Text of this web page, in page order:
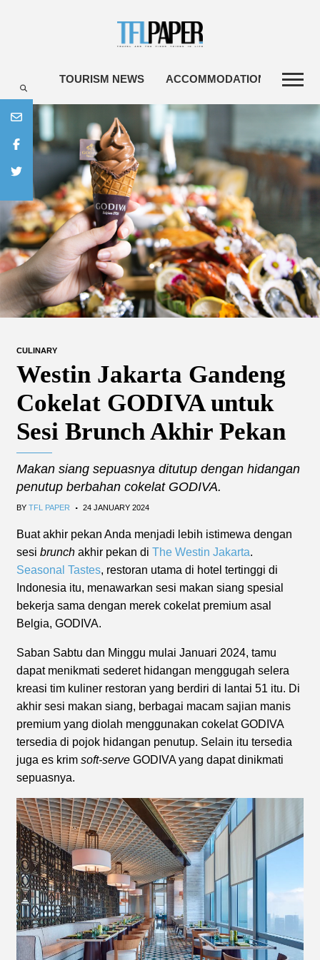
TOURISM NEWS ACCOMMODATIONS
CULINARY
Westin Jakarta Gandeng
Cokelat GODIVA untuk
Sesi Brunch Akhir Pekan
Makan siang sepuasnya ditutup dengan hidangan
penutup berbahan cokelat GODIVA.
BY TFL PAPER . 24 JANUARY 2024
Buat akhir pekan Anda menjadi lebih istimewa dengan
sesi brunch akhir pekan di The Westin Jakarta.
Seasonal Tastes, restoran utama di hotel tertinggi di
Indonesia itu, menawarkan sesi makan siang spesial
bekerja sama dengan merek cokelat premium asal
Belgia, GODIVA.
Saban Sabtu dan Minggu mulai Januari 2024, tamu
dapat menikmati sederet hidangan menggugah selera
kreasi tim kuliner restoran yang berdiri di lantai 51 itu. Di
akhir sesi makan siang, berbagai macam sajian manis
premium yang diolah menggunakan cokelat GODIVA
tersedia di pojok hidangan penutup. Selain itu tersedia
juga es krim soft-serve GODIVA yang dapat dinikmati
sepuasnya.